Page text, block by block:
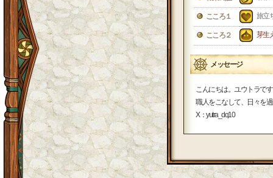
こころ１ 旅立
こころ２ 芽生
メッセージ
こんにちは。ユウトラで
職人をこなして、日々を
X：yutra_dq10